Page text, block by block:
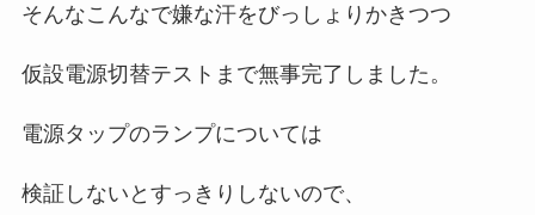
そんなこんなで嫌な汗をびっしょりかきつつ
仮設電源切替テストまで無事完了しました。
電源タップのランプについては
検証しないとすっきりしないので、